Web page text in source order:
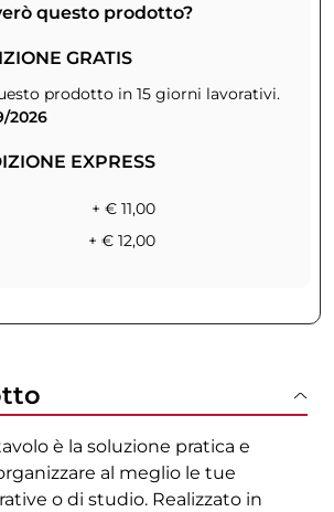
questo prodotto?
GRATIS
prodotto in 15 giorni lavorativi.
2026
EXPRESS
+ € 11,00
+ € 12,00
è la soluzione pratica e
al meglio le tue
o di studio. Realizzato in